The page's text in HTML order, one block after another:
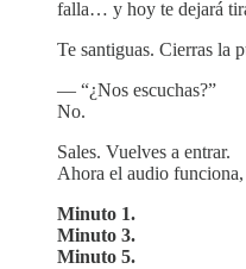
falla… y hoy te dejará
Te santiguas. Cierras la
— “¿Nos escuchas?”
No.
Sales. Vuelves a entrar.
Ahora el audio
Minuto 1.
Minuto 3.
Minuto 5.